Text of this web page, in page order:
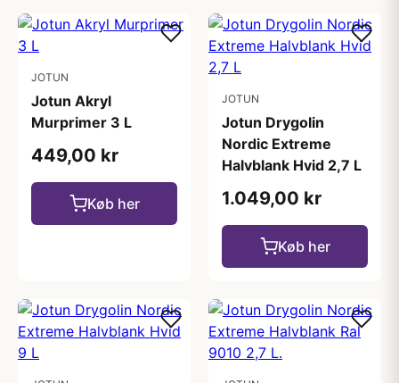
JOTUN
Jotun Akryl
Murprimer 3 L
449,00 kr
Køb her
JOTUN
Jotun Drygolin
Nordic Extreme
Halvblank Hvid 2,7 L
1.049,00 kr
Køb her